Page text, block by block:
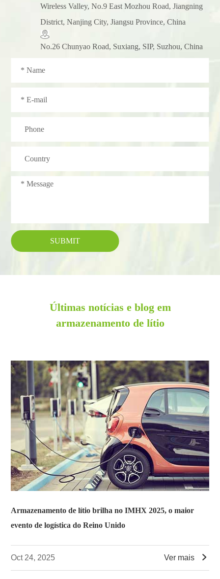
​Wireless Valley, No.9 East Mozhou Road, Jiangning
District, Nanjing City, Jiangsu Province, China
No.26 Chunyao Road, Suxiang, SIP, Suzhou, China
SUBMIT
Últimas notícias e blog em
armazenamento de lítio
Armazenamento de lítio brilha no IMHX 2025, o maior
evento de logística do Reino Unido
Oct 24, 2025 Ver mais 